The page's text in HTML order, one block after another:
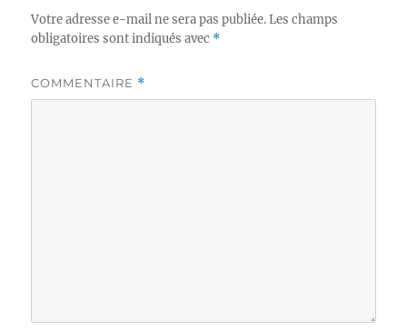
Votre adresse e-mail ne sera pas publiée. Les champs
obligatoires sont indiqués avec *
COMMENTAIRE *